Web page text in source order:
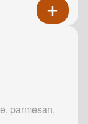
parmesan,